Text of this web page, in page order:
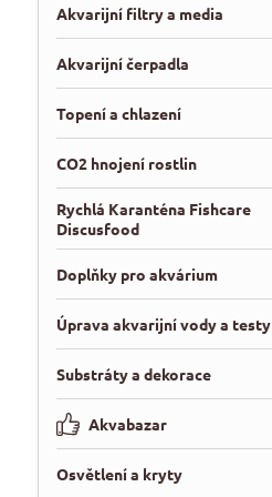
Akvarijní filtry a media
Akvarijní čerpadla
Topení a chlazení
CO2 hnojení rostlin
Rychlá Karanténa Fishcare
Discusfood
Doplňky pro akvárium
Úprava akvarijní vody a testy
Substráty a dekorace
Akvabazar
Osvětlení a kryty